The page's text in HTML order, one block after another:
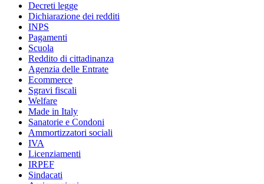
Decreti legge
Dichiarazione dei redditi
INPS
Pagamenti
Scuola
Reddito di cittadinanza
Agenzia delle Entrate
Ecommerce
Sgravi fiscali
Welfare
Made in Italy
Sanatorie e Condoni
Ammortizzatori sociali
IVA
Licenziamenti
IRPEF
Sindacati